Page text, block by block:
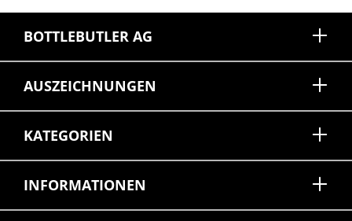
BOTTLEBUTLER AG
AUSZEICHNUNGEN
KATEGORIEN
INFORMATIONEN